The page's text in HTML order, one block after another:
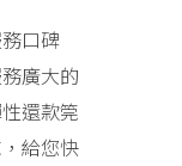
口碑
廣大的
還款筦
給您快